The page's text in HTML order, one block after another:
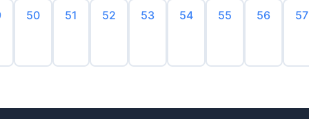
50 51 52 53 54 55 56 57